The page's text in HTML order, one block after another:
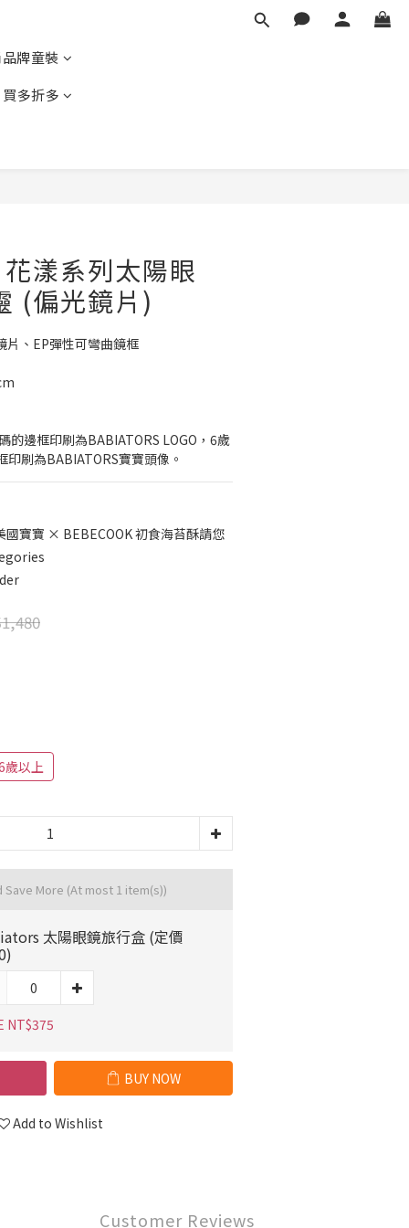
牌童裝
多折多
漾系列太陽眼
(偏光鏡片)
片、EP彈性可彎曲鏡框
的邊框印刷為BABIATORS LOGO，6歲
刷為BABIATORS寶寶頭像。
國寶寶 × BEBECOOK 初食海苔酥請您
歲以上
Save More (At most 1 item(s))
太陽眼鏡旅行盒 (定價
NT$375
BUY NOW
Add to Wishlist
Customer Reviews